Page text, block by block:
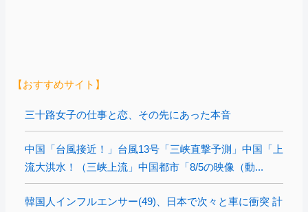
【おすすめサイト】
三十路女子の仕事と恋、その先にあった本音
中国「台風接近！」台風13号「三峡直撃予測」中国「上
流大洪水！（三峡上流」中国都市「8/5の映像（動...
韓国人インフルエンサー(49)、日本で次々と車に衝突 計